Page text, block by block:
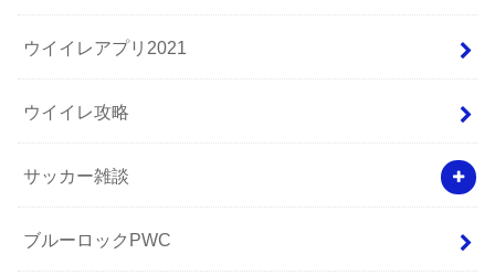
ウイイレアプリ2021
ウイイレ攻略
サッカー雑談
ブルーロックPWC